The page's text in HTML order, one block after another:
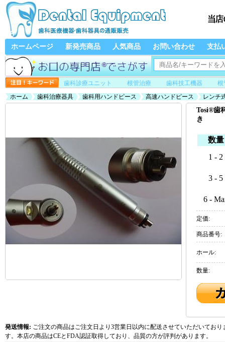
ホームページ 新発売商品 人気商品 お問い合わせ 支払
歯科診療ユニット 根管治療 歯科技工機器
根
ホーム
歯科治療器具 歯科用ハンドピース 高速ハンドピース レンチ
Tosi®歯
き
数量
1 - 2
3 - 5
6 -
定価:
商品番号:
ホール:
数量:
発送情報: ご注文の商品はご注文日より3営業日以内に配送させていただいてお
す。本店の商品はCEとFDA認証取得しており、品質の方が評判があります。